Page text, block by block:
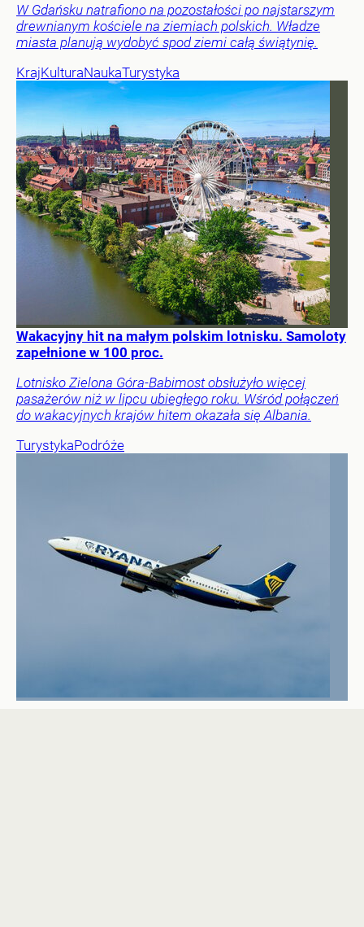
W Gdańsku natrafiono na pozostałości po najstarszym
drewnianym kościele na ziemiach polskich. Władze
miasta planują wydobyć spod ziemi całą świątynię.
KrajKulturaNaukaTurystyka
Wakacyjny hit na małym polskim lotnisku. Samoloty
zapełnione w 100 proc.
Lotnisko Zielona Góra-Babimost obsłużyło więcej
pasażerów niż w lipcu ubiegłego roku. Wśród połączeń
do wakacyjnych krajów hitem okazała się Albania.
TurystykaPodróże